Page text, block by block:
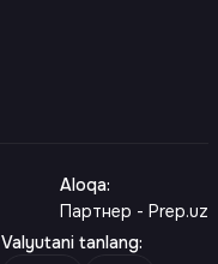
Aloqa:
Партнер - Prep.uz
Valyutani tanlang: